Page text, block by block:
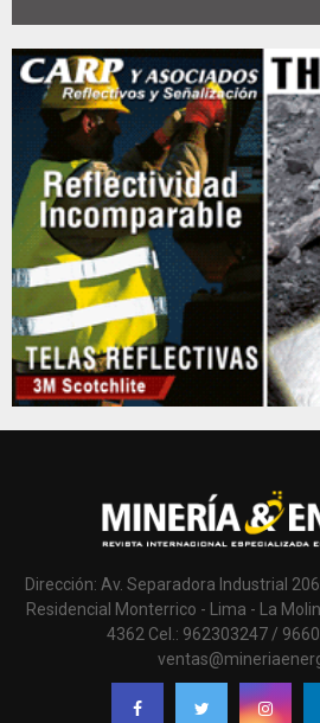
Dirección: Av. Separadora Industrial
Residencial Monterrico - Lima - La
4362 Cel.: 962303247 /